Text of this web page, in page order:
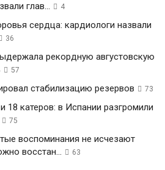
глав...
4
сердца: кардиологи назвали
36
рекордную августовскую
57
стабилизацию резервов 73
18 катеров: в Испании разгромили
75
воспоминания не исчезают
восстан...
63